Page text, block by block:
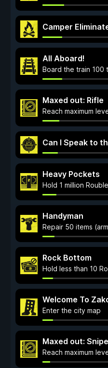
Camper
All Aboard!
Board the train 100
Maxed out: Rifle
Reach maximum
Can I Speak to
Heavy Pockets
Hold 1 million
Handyman
Repair 50 items
Rock Bottom
Hold less than 10
Welcome To
Enter the city map
Maxed out:
Reach maximum